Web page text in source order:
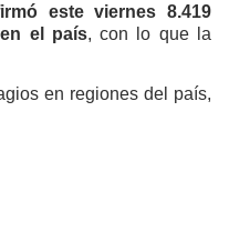
este viernes 8.419
el país, con lo que la
en regiones del país,